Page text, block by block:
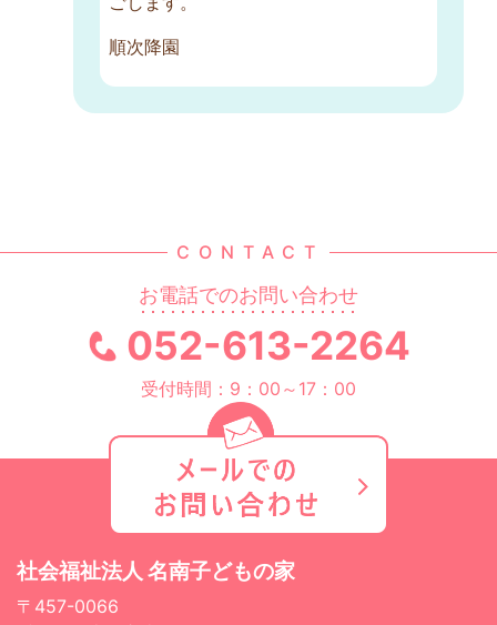
順次降園
CONTACT
お電話でのお問い合わせ
052-613-2264
受付時間：9：00～17：00
社会福祉法人 名南子どもの家
〒457-0066